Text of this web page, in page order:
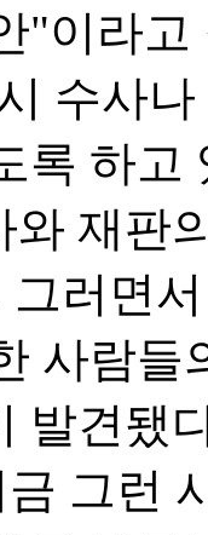
"이라
수사
록 하
와 재판
러면
사람들
발견됐
그런